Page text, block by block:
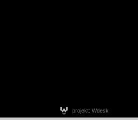
projekt: Wdesk